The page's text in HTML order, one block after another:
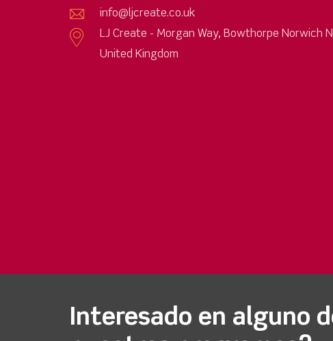
info@ljcreate.co.uk
LJ Create - Morgan Way, Bowthorpe Norwich
United Kingdom
Interesado en alguno